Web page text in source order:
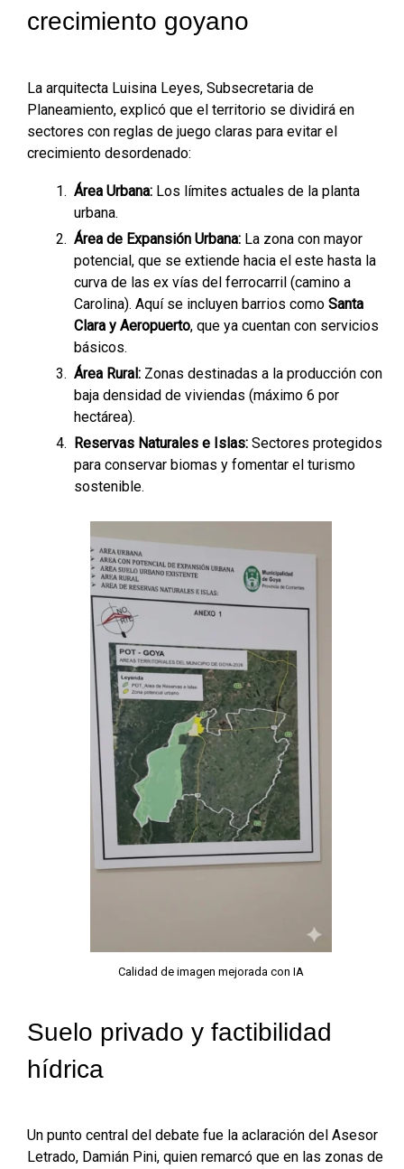
crecimiento goyano
La arquitecta Luisina Leyes, Subsecretaria de
Planeamiento, explicó que el territorio se dividirá en
sectores con reglas de juego claras para evitar el
crecimiento desordenado:
Área Urbana: Los límites actuales de la planta
urbana.
Área de Expansión Urbana: La zona con mayor
potencial, que se extiende hacia el este hasta la
curva de las ex vías del ferrocarril (camino a
Carolina). Aquí se incluyen barrios como Santa
Clara y Aeropuerto, que ya cuentan con servicios
básicos.
Área Rural: Zonas destinadas a la producción con
baja densidad de viviendas (máximo 6 por
hectárea).
Reservas Naturales e Islas: Sectores protegidos
para conservar biomas y fomentar el turismo
sostenible.
Calidad de imagen mejorada con IA
Suelo privado y factibilidad
hídrica
Un punto central del debate fue la aclaración del Asesor
Letrado, Damián Pini, quien remarcó que en las zonas de